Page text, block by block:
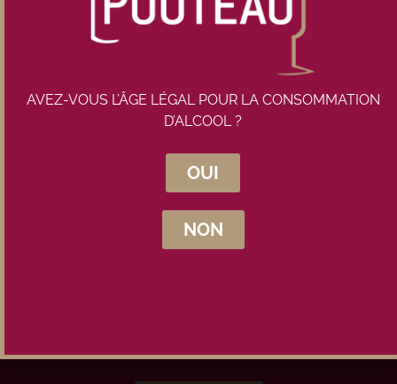
Inscrivez-vous à la newsletter
Maison Pouteau
AVEZ-VOUS L’ÂGE LÉGAL POUR LA CONSOMMATION
D’ALCOOL ?
OUI
NON